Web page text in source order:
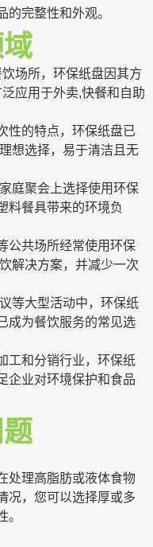
的完整性和外观。
场所，环保纸盘因其方
应用于外卖,快餐和自助
性的特点，环保纸盘已
想选择，易于清洁且无
庭聚会上选择使用环保
料餐具带来的环境负
公共场所经常使用环保
解决方案，并减少一次
等大型活动中，环保纸
成为餐饮服务的常见选
工和分销行业，环保纸
企业对环境保护和食品
处理高脂肪或液体食物
况，您可以选择厚或多
。